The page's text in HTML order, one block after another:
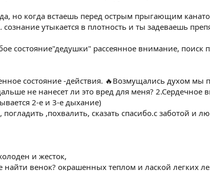
но когда встаешь перед острым прыгающим
сознание утыкается в плотность и ты задеваешь
состояние"дедушки" рассеянное внимание, поиск
состояние -действия. 🔥Возмущались духом
не нанесет ли это вред для меня?
2-е и 3-е дыхание)
погладить ,похвалить, сказать спасибо.с заботой и
и жесток,
найти венок? окрашенных теплом и лаской легких